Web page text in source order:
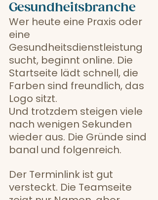
Gesundheitsbranche
Wer heute eine Praxis oder
eine
Gesundheitsdienstleistung
sucht, beginnt online. Die
Startseite lädt schnell, die
Farben sind freundlich, das
Logo sitzt.
Und trotzdem steigen viele
nach wenigen Sekunden
wieder aus. Die Gründe sind
banal und folgenreich.
Der Terminlink ist gut
versteckt. Die Teamseite